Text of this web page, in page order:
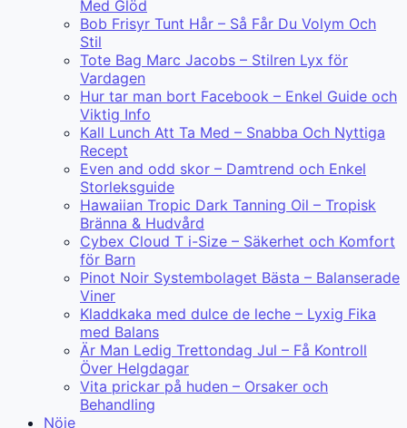
Med Glöd
Bob Frisyr Tunt Hår – Så Får Du Volym Och
Stil
Tote Bag Marc Jacobs – Stilren Lyx för
Vardagen
Hur tar man bort Facebook – Enkel Guide och
Viktig Info
Kall Lunch Att Ta Med – Snabba Och Nyttiga
Recept
Even and odd skor – Damtrend och Enkel
Storleksguide
Hawaiian Tropic Dark Tanning Oil – Tropisk
Bränna & Hudvård
Cybex Cloud T i-Size – Säkerhet och Komfort
för Barn
Pinot Noir Systembolaget Bästa – Balanserade
Viner
Kladdkaka med dulce de leche – Lyxig Fika
med Balans
Är Man Ledig Trettondag Jul – Få Kontroll
Över Helgdagar
Vita prickar på huden – Orsaker och
Behandling
Nöje